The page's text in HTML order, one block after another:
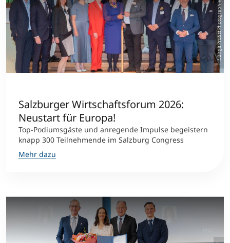
©Birgit Probst Photographie
Salzburger Wirtschaftsforum 2026:
Neustart für Europa!
Top-Podiumsgäste und anregende Impulse begeistern
knapp 300 Teilnehmende im Salzburg Congress
Mehr dazu